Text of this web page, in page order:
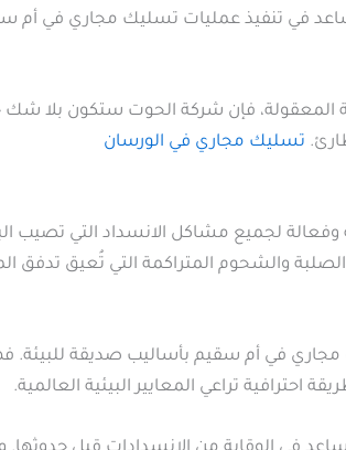
في تنفيذ عمليات تسليك مجاري في أم
المعقولة، فإن شركة الحوت ستكون بلا شك
تسليك مجاري في الورسان
لجميع مشاكل الانسداد التي تصيب
والشحوم المتراكمة التي تُعيق تدفق
في أم سقيم بأساليب صديقة للبيئة.
تراعي المعايير البيئية العالمية.